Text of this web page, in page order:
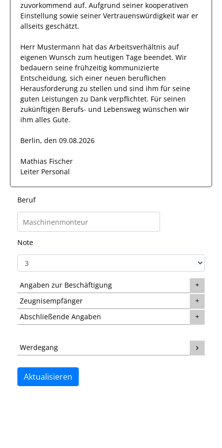
zuvorkommend auf. Aufgrund seiner kooperativen
Einstellung sowie seiner Vertrauenswürdigkeit war er
allseits geschätzt.
Herr Mustermann hat das Arbeitsverhältnis auf
eigenen Wunsch zum heutigen Tage beendet. Wir
bedauern seine frühzeitig kommunizierte
Entscheidung, sich einer neuen beruflichen
Herausforderung zu stellen und sind ihm für seine
guten Leistungen zu Dank verpflichtet. Für seinen
zukünftigen Berufs- und Lebensweg wünschen wir
ihm alles Gute.
Berlin, den 09.08.2026
Mathias Fischer
Leiter Personal
Beruf
Note
Angaben zur Beschäftigung
Zeugnisempfänger
Abschließende Angaben
Werdegang
Aktualisieren